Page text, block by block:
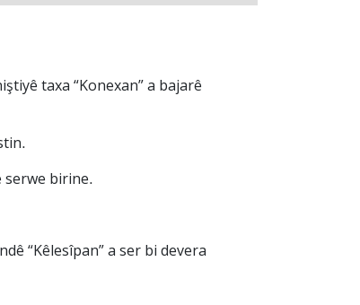
taxa “Konexan” a bajarê
serwe birine.
“Kêlesîpan” a ser bi devera